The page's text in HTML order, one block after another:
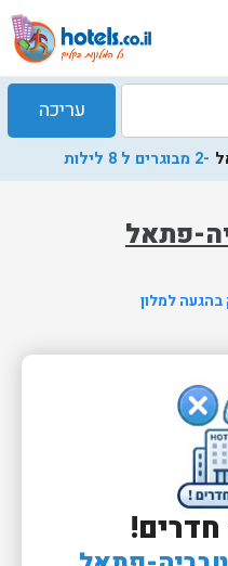
פתאל
עריכה
-2 מבוגרים ל 8 לילות
בהגעה למלון